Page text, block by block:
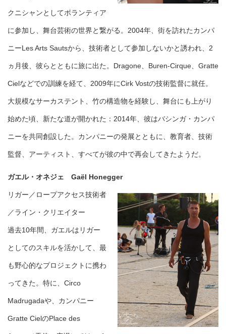
クニシャンとしてボランティア
に参加し、舞台芸術の世界と繋がる。2004年、街を訪れたカンパ
ニーLes Arts Sautsから、技術者として参加しないかと誘われ、2
ヵ月後、彼らとともに旅に出た。Dragone、Buren-Cirque、Gratte
Cielなどでの訓練を経て、2009年にCirk Vostの技術監督に就任。
大規模なサーカステント、竹の構造物を経験し、舞台にも上がり
始めた頃、新たな道が開かれた：2014年、彼はバシンガ・カンパ
ニーを共同創設した。カンパニーの発展とともに、教育者、技術
監督、アーティスト、すべてが彼の中で再会してきたようだ。
ガエル・オネジェ Gaël Honegger
リガー／ロープアクセス技術者
／ライン・クリエイター
過去10年間、ガエルはリガー
としてのスキルを活かして、最
も野心的なプロジェクトに携わ
ってきた。特に、Circo
Madrugadaや、カンパニー
Gratte CielのPlace des